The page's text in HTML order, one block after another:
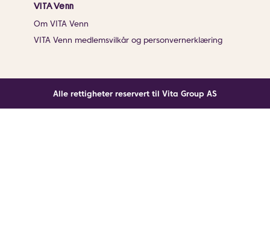
VITA Venn
Om VITA Venn
VITA Venn medlemsvilkår og personvernerklæring
Alle rettigheter reservert til Vita Group AS